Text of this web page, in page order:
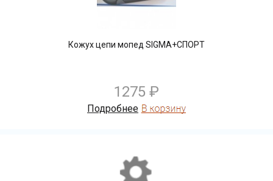
Кожух цепи мопед SIGMA+СПОРТ
1275 ₽
Подробнее